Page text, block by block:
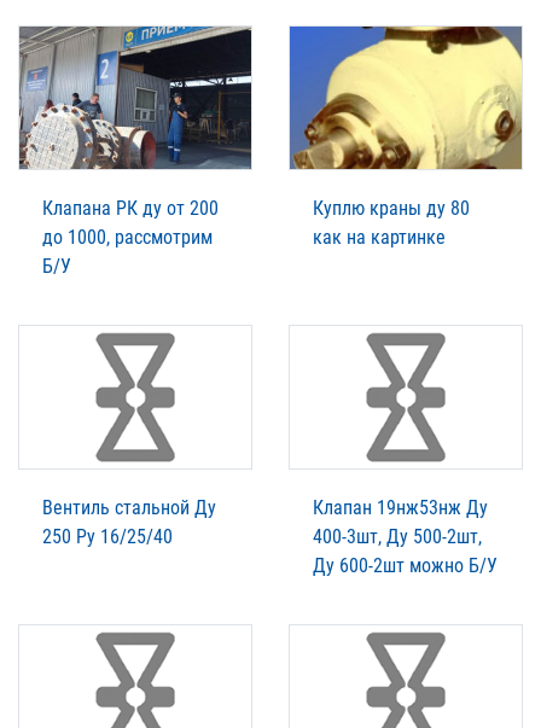
Клапана РК ду от 200
до 1000, рассмотрим
Б/У
Куплю краны ду 80
как на картинке
Вентиль стальной Ду
250 Ру 16/25/40
Клапан 19нж53нж Ду
400-3шт, Ду 500-2шт,
Ду 600-2шт можно Б/У